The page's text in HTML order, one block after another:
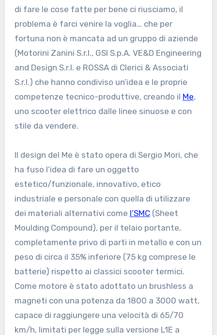
di fare le cose fatte per bene ci riusciamo, il
problema è farci venire la voglia… che per
fortuna non è mancata ad un gruppo di aziende
(Motorini Zanini S.r.l., GSI S.p.A. VE&D Engineering
and Design S.r.l. e ROSSA di Clerici & Associati
S.r.l.) che hanno condiviso un’idea e le proprie
competenze tecnico-produttive, creando il Me,
uno scooter elettrico dalle linee sinuose e con
stile da vendere.
Il design del Me è stato opera di Sergio Mori, che
ha fuso l’idea di fare un oggetto
estetico/funzionale, innovativo, etico
industriale e personale con quella di utilizzare
dei materiali alternativi come l’SMC(Sheet
Moulding Compound), per il telaio portante,
completamente privo di parti in metallo e con un
peso di circa il 35% inferiore (75 kg comprese le
batterie) rispetto ai classici scooter termici.
Come motore è stato adottato un brushless a
magneti con una potenza da 1800 a 3000 watt,
capace di raggiungere una velocità di 65/70
km/h, limitati per legge sulla versione L1E a